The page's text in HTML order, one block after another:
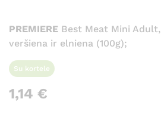
PREMIERE Best Meat Mini Adult,
veršiena ir elniena (100g);
Su kortele
1,14 €